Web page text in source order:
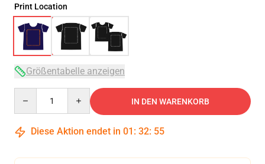
Print Location
Größentabelle anzeigen
IN DEN WARENKORB
Diese Aktion endet in 01 : 32: 54